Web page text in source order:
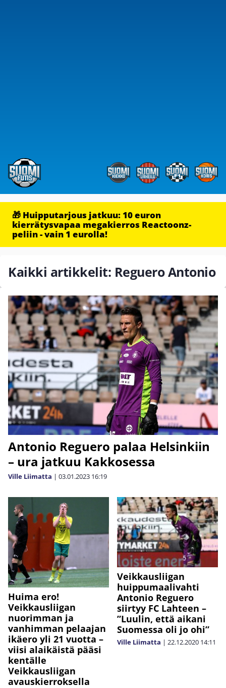
🎁 Huipputarjous jatkuu: 10 euron
kierrätysvapaa megakierros Reactoonz-
peliin - vain 1 eurolla!
Kaikki artikkelit: Reguero Antonio
Antonio Reguero palaa Helsinkiin
– ura jatkuu Kakkosessa
Ville Liimatta | 03.01.2023 16:19
Huima ero!
Veikkausliigan
nuorimman ja
vanhimman pelaajan
ikäero yli 21 vuotta –
viisi alaikäistä pääsi
kentälle
Veikkausliigan
avauskierroksella
Veikkausliigan
huippumaalivahti
Antonio Reguero
siirtyy FC Lahteen –
”Luulin, että aikani
Suomessa oli jo ohi”
Ville Liimatta | 22.12.2020 14:11